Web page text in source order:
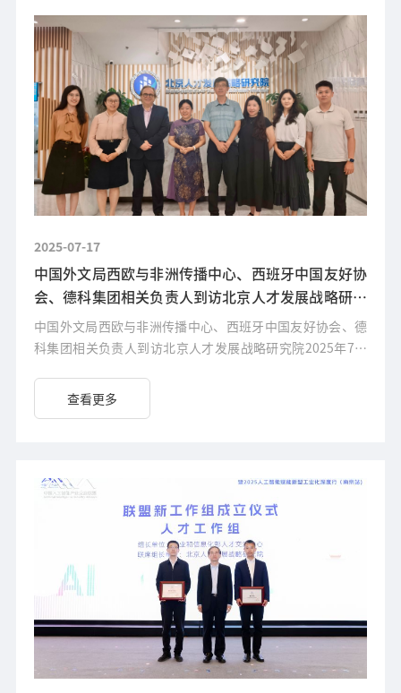
2025-07-17
中国外文局西欧与非洲传播中心、西班牙中国友好协
会、德科集团相关负责人到访北京人才发展战略研究
院
中国外文局西欧与非洲传播中心、西班牙中国友好协会、德
科集团相关负责人到访北京人才发展战略研究院2025年7月
中国友好协会主席安东尼奥·米盖尔·卡尔
查看更多